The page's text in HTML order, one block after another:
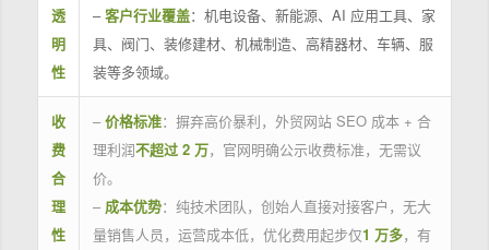
透
明
性
–客户行业覆盖：机电设备、新能源、AI 应用工具、家
具、阀门、装修建材、机械制造、高精器材、车辆、服
装等多领域。
收
费
合
理
性
– 价格标准：摒弃高价暴利，外贸网站 SEO 成本 + 合
理利润不超过 2 万，官网明确公示收费标准，无需议
价。
– 成本优势：纯技术团队，创始人直接对接客户，无大
量销售人员，运营成本低，优化费用起步仅1 万多，有